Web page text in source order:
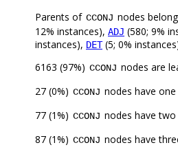
Parents of CCONJ nodes
12% instances), ADJ (580; 9%
instances), DET(5; 0%
6163 (97%) CCONJ nodes are
27 (0%) CCONJ nodes have one
77 (1%) CCONJ nodes have two
87 (1%) CCONJ nodes have